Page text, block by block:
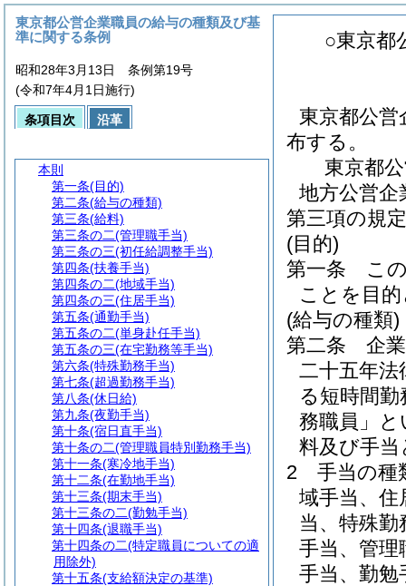
○東京都
東京都公
布する。
東京都
地方公営企
第三項の規
(目的)
第一条
こ
ことを目
(給与の種類)
第二条
企
二十五年法
る短時間
務職員」と
料及び手
2
手当の種
域手当、住
当、特殊
手当、管理
手当、勤勉
東京都公営企業職員の給与の種類及び基
準に関する条例
昭和28年3月13日 条例第19号
(令和7年4月1日施行)
条項目次 沿革
本則
第一条(目的)
第二条(給与の種類)
第三条(給料)
第三条の二(管理職手当)
第三条の三(初任給調整手当)
第四条(扶養手当)
第四条の二(地域手当)
第四条の三(住居手当)
第五条(通勤手当)
第五条の二(単身赴任手当)
第五条の三(在宅勤務等手当)
第六条(特殊勤務手当)
第七条(超過勤務手当)
第八条(休日給)
第九条(夜勤手当)
第十条(宿日直手当)
第十条の二(管理職員特別勤務手当)
第十一条(寒冷地手当)
第十二条(在勤地手当)
第十三条(期末手当)
第十三条の二(勤勉手当)
第十四条(退職手当)
第十四条の二(特定職員についての適
用除外)
第十五条(支給額決定の基準)